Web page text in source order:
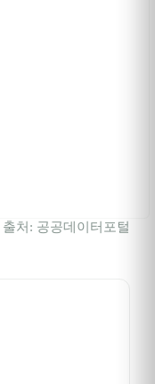
출처: 공공데이터포털